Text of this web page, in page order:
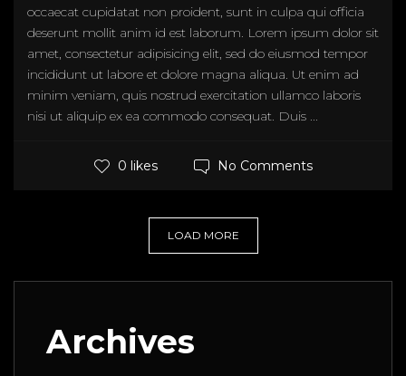
occaecat cupidatat non proident, sunt in culpa qui officia
deserunt mollit anim id est laborum. Lorem ipsum dolor sit
amet, consectetur adipisicing elit, sed do eiusmod tempor
incididunt ut labore et dolore magna aliqua. Ut enim ad
minim veniam, quis nostrud exercitation ullamco laboris
nisi ut aliquip ex ea commodo consequat. Duis ...
0 likes No Comments
LOAD MORE
Archives